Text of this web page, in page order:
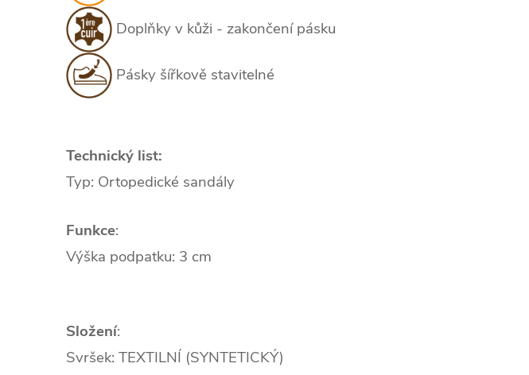
Doplňky v kůži - zakončení pásku
Pásky šířkově stavitelné
Technický list:
Typ: Ortopedické sandály
Funkce:
Výška podpatku: 3 cm
Složení:
Svršek: TEXTILNÍ (SYNTETICKÝ)